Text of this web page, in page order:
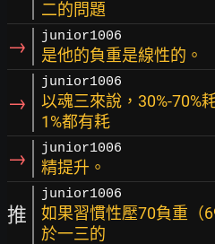
二的問題
→ junior1006
是他的負重是線性的。
→
junior1006
以魂三來說，30%-70%
1%都有耗
→ junior1006
精提升。
推
junior1006
如果習慣性壓70負重（
於一三的